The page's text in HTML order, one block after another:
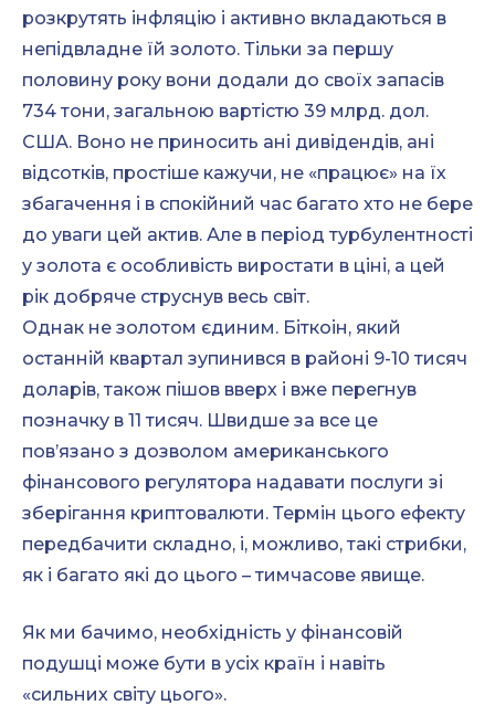
розкрутять інфляцію і активно вкладаються в
непідвладне їй золото. Тільки за першу
половину року вони додали до своїх запасів
734 тони, загальною вартістю 39 млрд. дол.
США. Воно не приносить ані дивідендів, ані
відсотків, простіше кажучи, не «працює» на їх
збагачення і в спокійний час багато хто не бере
до уваги цей актив. Але в період турбулентності
у золота є особливість виростати в ціні, а цей
рік добряче струснув весь світ.
Однак не золотом єдиним. Біткоін, який
останній квартал зупинився в районі 9-10 тисяч
доларів, також пішов вверх і вже перегнув
позначку в 11 тисяч. Швидше за все це
пов’язано з дозволом американського
фінансового регулятора надавати послуги зі
зберігання криптовалюти. Термін цього ефекту
передбачити складно, і, можливо, такі стрибки,
як і багато які до цього – тимчасове явище.
Як ми бачимо, необхідність у фінансовій
подушці може бути в усіх країн і навіть
«сильних світу цього».